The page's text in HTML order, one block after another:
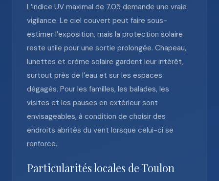
L’indice UV maximal de 7.05 demande une vraie
vigilance. Le ciel couvert peut faire sous-
estimer l’exposition, mais la protection solaire
reste utile pour une sortie prolongée. Chapeau,
lunettes et crème solaire gardent leur intérêt,
surtout près de l’eau et sur les espaces
dégagés. Pour les familles, les balades, les
visites et les pauses en extérieur sont
envisageables, à condition de choisir des
endroits abrités du vent lorsque celui-ci se
renforce.
Particularités locales de Toulon